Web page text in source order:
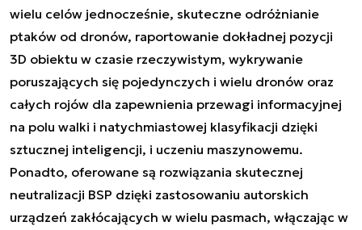
wielu celów jednocześnie, skuteczne odróżnianie
ptaków od dronów, raportowanie dokładnej pozycji
3D obiektu w czasie rzeczywistym, wykrywanie
poruszających się pojedynczych i wielu dronów oraz
całych rojów dla zapewnienia przewagi informacyjnej
na polu walki i natychmiastowej klasyfikacji dzięki
sztucznej inteligencji, i uczeniu maszynowemu.
Ponadto, oferowane są rozwiązania skutecznej
neutralizacji BSP dzięki zastosowaniu autorskich
urządzeń zakłócających w wielu pasmach, włączając w